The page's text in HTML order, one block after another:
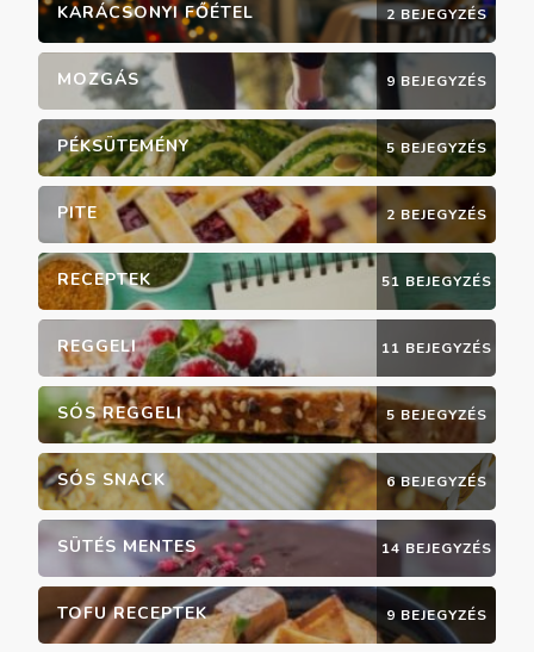
KARÁCSONYI FŐÉTEL 2 BEJEGYZÉS
MOZGÁS 9 BEJEGYZÉS
PÉKSÜTEMÉNY 5 BEJEGYZÉS
PITE 2 BEJEGYZÉS
RECEPTEK 51 BEJEGYZÉS
REGGELI 11 BEJEGYZÉS
SÓS REGGELI 5 BEJEGYZÉS
SÓS SNACK 6 BEJEGYZÉS
SÜTÉS MENTES 14 BEJEGYZÉS
TOFU RECEPTEK 9 BEJEGYZÉS